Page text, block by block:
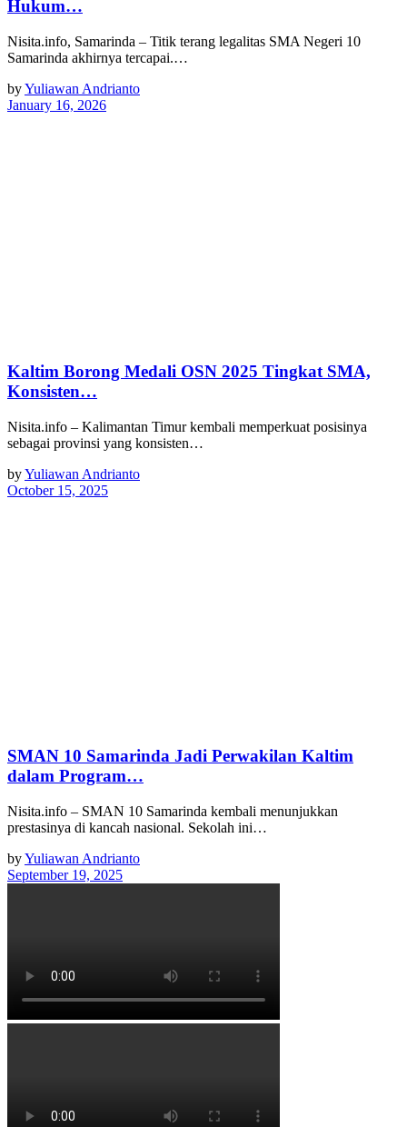
Hukum…
Nisita.info, Samarinda – Titik terang legalitas SMA Negeri 10
Samarinda akhirnya tercapai.…
byYuliawan Andrianto
January 16, 2026
Kaltim Borong Medali OSN 2025 Tingkat SMA,
Konsisten…
Nisita.info – Kalimantan Timur kembali memperkuat posisinya
sebagai provinsi yang konsisten…
byYuliawan Andrianto
October 15, 2025
SMAN 10 Samarinda Jadi Perwakilan Kaltim
dalam Program…
Nisita.info – SMAN 10 Samarinda kembali menunjukkan
prestasinya di kancah nasional. Sekolah ini…
byYuliawan Andrianto
September 19, 2025